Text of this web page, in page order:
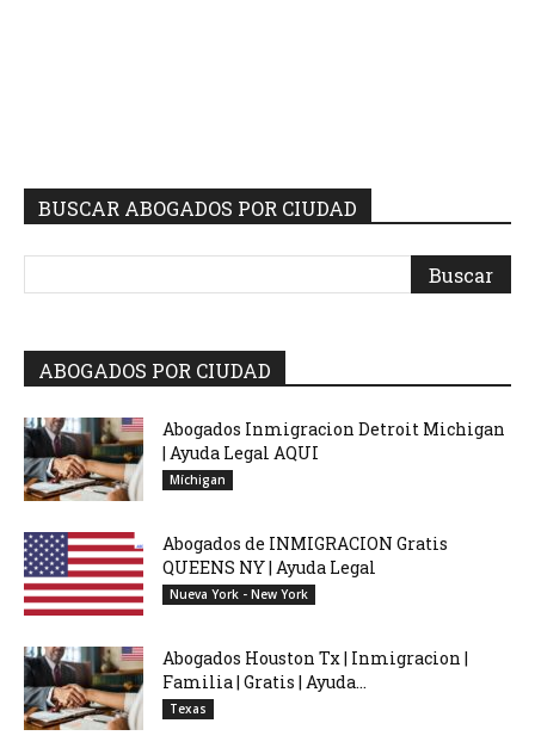
BUSCAR ABOGADOS POR CIUDAD
ABOGADOS POR CIUDAD
Abogados Inmigracion Detroit Michigan
| Ayuda Legal AQUI
Míchigan
Abogados de INMIGRACION Gratis
QUEENS NY | Ayuda Legal
Nueva York - New York
Abogados Houston Tx | Inmigracion |
Familia | Gratis | Ayuda...
Texas